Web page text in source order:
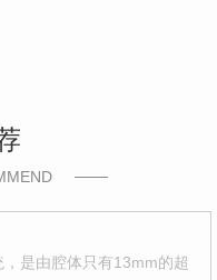
是由腔体只有13mm的超